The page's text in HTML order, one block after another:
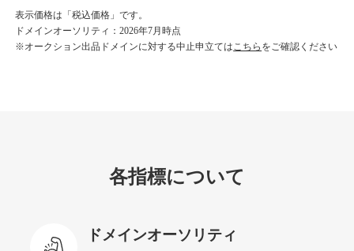
korean-beautyshop.com
ジャンルその他
newyorktodaylive.com
DA53 外部リンク数 430 ドメイン年齢
表示価格は「税込価格」です。
ドメインオーソリティ：2026年7月時点
※オークション出品ドメインに対する中止申立てはこちら をご確認ください
各指標について
ドメインオーソリティ